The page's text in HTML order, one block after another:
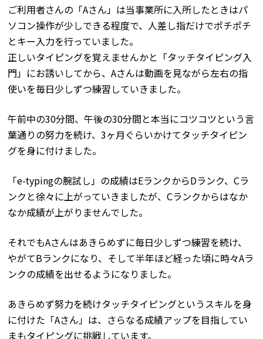
ご利用者さんの「Aさん」は当事業所に入所したときはパ
ソコン操作が少しできる程度で、人差し指だけでポチポチ
とキー入力を行っていました。
正しいタイピングを覚えませんかと「タッチタイピング入
門」にお誘いしてから、Aさんは動画を見ながら左右の指
使いを毎日少しずつ練習していきました。
午前中の30分間、午後の30分間と本当にコツコツという言
葉通りの努力を続け、3ヶ月ぐらいかけてタッチタイピン
グを身に付けました。
「e-typingの腕試し」の成績はEランクからDランク、Cラ
ンクと徐々に上がっていきましたが、Cランクからはなか
なか成績が上がりませんでした。
それでもAさんはあきらめずに毎日少しずつ練習を続け、
やがてBランクになり、そして半年ほど経った頃に時々Aラ
ンクの成績を出せるようになりました。
あきらめず努力を続けタッチタイピングというスキルを身
に付けた「Aさん」は、さらなる成績アップを目指してい
まもタイピングに挑戦しています。